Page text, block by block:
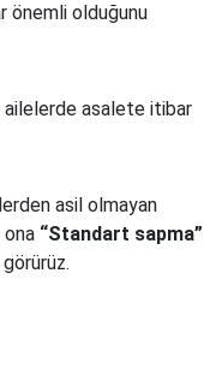
önemli olduğunu
ailelerde asalete itibar
asil olmayan
ona “Standart sapma”